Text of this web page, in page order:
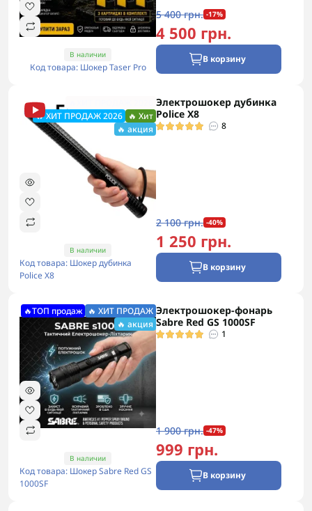
В наличии
Код товара: Шокер Taser Pro
5 400 грн. -17%
4 500 грн.
В корзину
🔥 ХИТ ПРОДАЖ 2026 🔥 Хит
🔥 акция
В наличии
Код товара: Шокер дубинка
Police Х8
Электрошокер дубинка
Police Х8
8
2 100 грн. -40%
1 250 грн.
В корзину
🔥ТОП продаж 🔥 ХИТ ПРОДАЖ
🔥 акция
В наличии
Код товара: Шокер Sabre Red GS
1000SF
Электрошокер-фонарь
Sabre Red GS 1000SF
1
1 900 грн. -47%
999 грн.
В корзину